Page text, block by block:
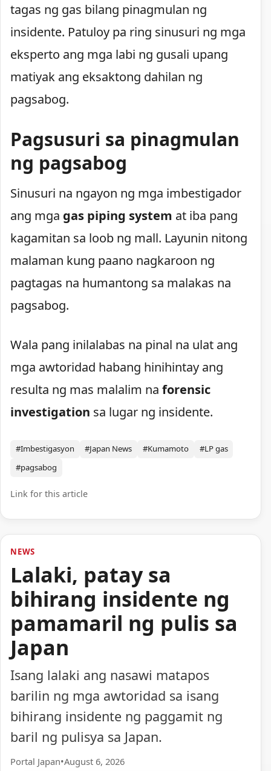
tagas ng gas bilang pinagmulan ng
insidente. Patuloy pa ring sinusuri ng mga
eksperto ang mga labi ng gusali upang
matiyak ang eksaktong dahilan ng
pagsabog.
Pagsusuri sa pinagmulan
ng pagsabog
Sinusuri na ngayon ng mga imbestigador
ang mga gas piping system at iba pang
kagamitan sa loob ng mall. Layunin nitong
malaman kung paano nagkaroon ng
pagtagas na humantong sa malakas na
pagsabog.
Wala pang inilalabas na pinal na ulat ang
mga awtoridad habang hinihintay ang
resulta ng mas malalim na forensic
investigation sa lugar ng insidente.
#Imbestigasyon #Japan News #Kumamoto
#LP gas
#pagsabog
Link for this article
NEWS
Lalaki, patay sa
bihirang insidente ng
pamamaril ng pulis sa
Japan
Isang lalaki ang nasawi matapos
barilin ng mga awtoridad sa isang
bihirang insidente ng paggamit ng
baril ng pulisya sa Japan.
Portal Japan•August 6, 2026